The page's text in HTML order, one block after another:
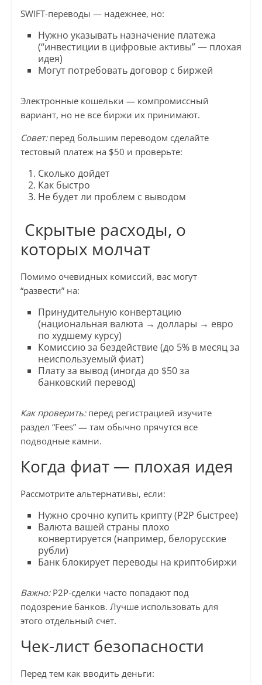
SWIFT-переводы — надежнее, но:
Нужно указывать назначение платежа
(“инвестиции в цифровые активы” — плохая
идея)
Могут потребовать договор с биржей
Электронные кошельки — компромиссный
вариант, но не все биржи их принимают.
Совет:перед большим переводом сделайте
тестовый платеж на $50 и проверьте:
Сколько дойдет
Как быстро
Не будет ли проблем с выводом
Скрытые расходы, о
которых молчат
Помимо очевидных комиссий, вас могут
“развести” на:
Принудительную конвертацию
(национальная валюта → доллары → евро
по худшему курсу)
Комиссию за бездействие (до 5% в месяц за
неиспользуемый фиат)
Плату за вывод (иногда до $50 за
банковский перевод)
Как проверить:перед регистрацией изучите
раздел “Fees” — там обычно прячутся все
подводные камни.
Когда фиат — плохая идея
Рассмотрите альтернативы, если:
Нужно срочно купить крипту (P2P быстрее)
Валюта вашей страны плохо
конвертируется (например, белорусские
рубли)
Банк блокирует переводы на криптобиржи
Важно:P2P-сделки часто попадают под
подозрение банков. Лучше использовать для
этого отдельный счет.
Чек-лист безопасности
Перед тем как вводить деньги: